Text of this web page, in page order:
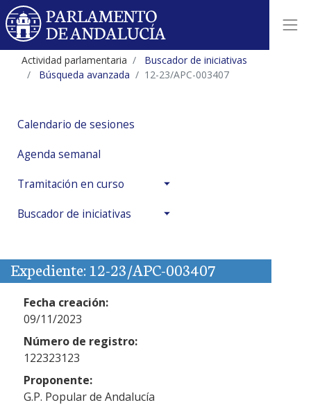
Actividad parlamentaria
Buscador de iniciativas
Búsqueda avanzada
12-23/APC-003407
Calendario de sesiones
Agenda semanal
Tramitación en curso
Buscador de iniciativas
Expediente: 12-23/APC-003407
Fecha creación:
09/11/2023
Número de registro:
122323123
Proponente:
G.P. Popular de Andalucía